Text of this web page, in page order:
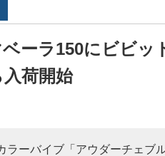
ーラ150にビビッ
荷開始
ラーバイブ「アウダーチェブル